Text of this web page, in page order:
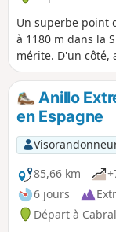
Un superbe point
à 1180 m dans la
mérite. D'un côté,
est magnifique
et, de l'autre côté,
la mer. Le départ
d'Asiego ou
une visite.
Anillo
en Espagne
85,66 km
6 jours
Départ à